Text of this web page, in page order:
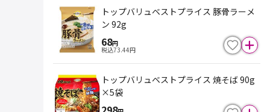
トップバリュベストプライス 豚骨ラーメ
ン 92g
68円
税込73.44円
トップバリュベストプライス 焼そば 90g
×5袋